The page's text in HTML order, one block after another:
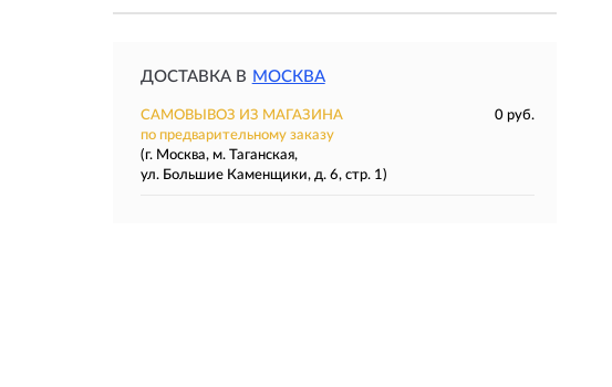
ДОСТАВКА В МОСКВА
САМОВЫВОЗ ИЗ МАГАЗИНА
0 руб.
по предварительному заказу
(г. Москва, м. Таганская,
ул. Большие Каменщики, д. 6, стр. 1)